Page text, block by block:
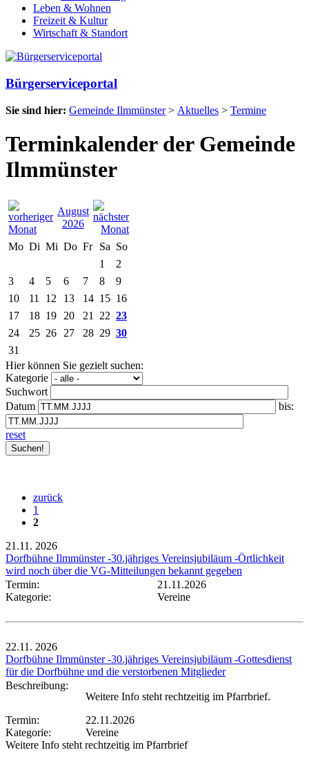
Leben & Wohnen
Freizeit & Kultur
Wirtschaft & Standort
Bürgerserviceportal
Sie sind hier: Gemeinde Ilmmünster> Aktuelles > Termine
Terminkalender der Gemeinde
Ilmmünster
August
2026
Mo Di Mi Do Fr Sa So
1
2
3
4 5 6 7 8
9
10
11 12 13 14 15 16
17
18 19 20 21 22 23
24
25 26 27 28 29 30
31
Hier können Sie gezielt suchen:
Kategorie
Suchwort
Datum
bis:
reset
zurück
1
2
21.11. 2026
Dorfbühne Ilmmünster -30.jähriges Vereinsjubiläum -Örtlichkeit
wird noch über die VG-Mitteilungen bekannt gegeben
Termin:
21.11.2026
Kategorie:
Vereine
22.11. 2026
Dorfbühne Ilmmünster -30.jähriges Vereinsjubiläum -Gottesdienst
für die Dorfbühne und die verstorbenen Mitglieder
Beschreibung:
Weitere Info steht rechtzeitig im Pfarrbrief.
Termin:
22.11.2026
Kategorie:
Vereine
Weitere Info steht rechtzeitig im Pfarrbrief